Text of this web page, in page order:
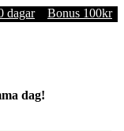
dagar Bonus 100kr
dag!